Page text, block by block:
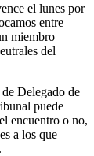
el lunes por
entre
miembro
del
Delegado de
puede
encuentro o no,
a los que